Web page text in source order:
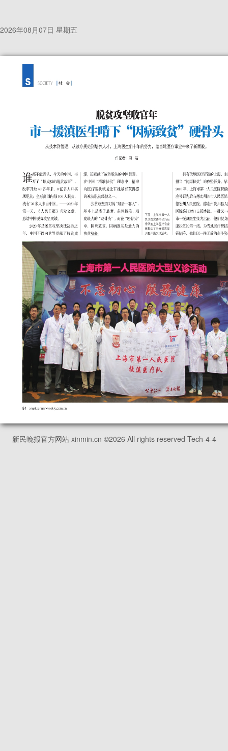
2026年08月07日 星期五
新民晚报官方网站 xinmin.cn ©2026 All rights reserved Tech-4-4